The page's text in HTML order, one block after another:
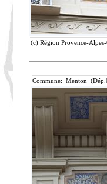
(c) Région Provence-
Commune: Menton